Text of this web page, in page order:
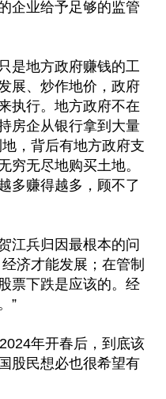
企业给予足够的监管
是地方政府赚钱的工
展、炒作地价，政府
执行。地方政府不在
房企从银行拿到大量
，背后有地方政府支
穷无尽地购买土地。
多赚得越多，顾不了
江兵归因最根本的问
济才能发展；在管制
票下跌是应该的。经
”
年开春后，到底该
股民想必也很希望有